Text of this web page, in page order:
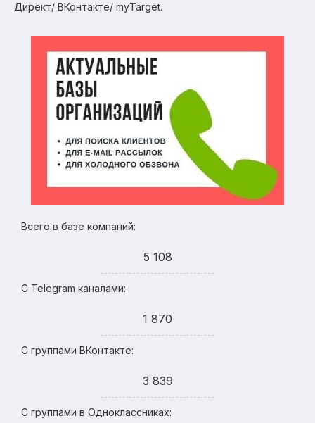
Директ/ ВКонтакте/ myTarget.
Всего в базе компаний:
5 108
С Telegram каналами:
1 870
С группами ВКонтакте:
3 839
С группами в Одноклассниках: